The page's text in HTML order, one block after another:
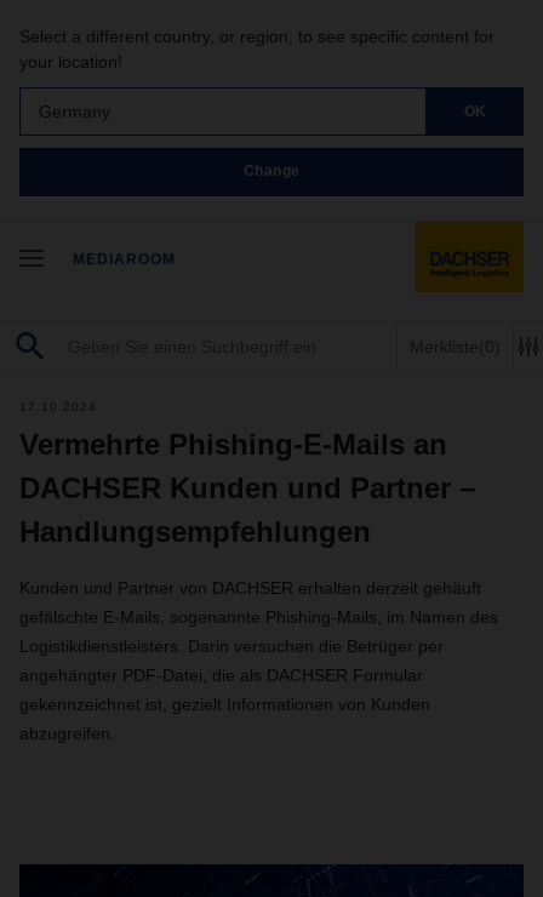
Select a different country, or region, to see specific content for
your location!
Germany OK
Change
MEDIAROOM
Merkliste(0)
17.10.2024
Vermehrte Phishing-E-Mails an
DACHSER Kunden und Partner –
Handlungsempfehlungen
Kunden und Partner von DACHSER erhalten derzeit gehäuft
gefälschte E-Mails, sogenannte Phishing-Mails, im Namen des
Logistikdienstleisters. Darin versuchen die Betrüger per
angehängter PDF-Datei, die als DACHSER Formular
gekennzeichnet ist, gezielt Informationen von Kunden
abzugreifen.